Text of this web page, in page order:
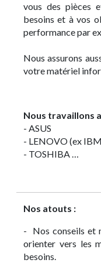
vous des pièces
besoins et à vos
performance par
Nous assurons
votre matériel
Nous travaillons
- ASUS
- LENOVO (ex
- TOSHIBA …
Nos atouts :
- Nos conseils et
orienter vers les
besoins.